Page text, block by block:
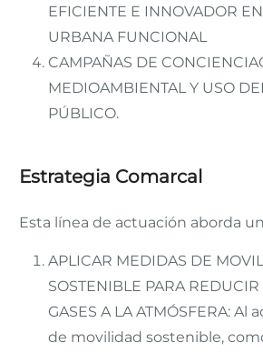
EFICIENTE E INNOVADOR
URBANA FUNCIONAL
CAMPAÑAS DE
MEDIOAMBIENTAL Y USO
PÚBLICO.
Estrategia Comarcal
Esta línea de actuación aborda
APLICAR MEDIDAS DE
SOSTENIBLE PARA
GASES A LA ATMÓSFERA:
de movilidad sostenible,